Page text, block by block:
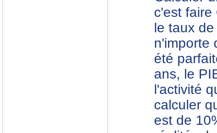
c'est faire
le taux
n'importe
été
ans, le
l'activité
calculer
est de